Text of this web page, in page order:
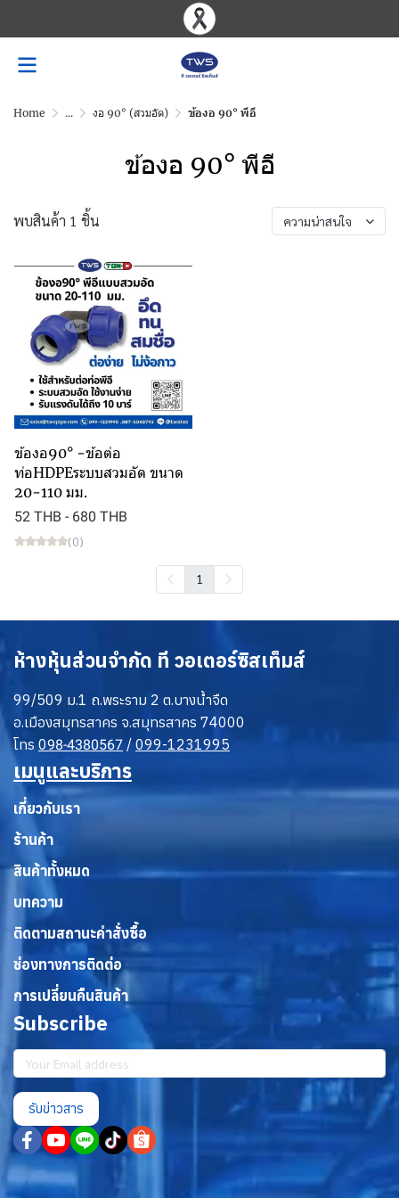
Home ... งอ 90° (สวมอัด) ข้องอ 90° พีอี
ข้องอ 90° พีอี
พบสินค้า 1 ชิ้น ความน่าสนใจ
ข้องอ90° -ข้อต่อ
ท่อHDPEระบบสวมอัด ขนาด
20-110 มม.
52 THB - 680 THB
(0)
1
ห้างหุ้นส่วนจำกัด ที วอเตอร์ซิสเท็มส์
99/509 ม.1 ถ.พระราม 2 ต.บางน้ำจืด
อ.เมืองสมุทรสาคร จ.สมุทรสาคร 74000
โทร098-4380567/ 099-1231995
เมนูและบริการ
เกี่ยวกับเรา
ร้านค้า
สินค้าทั้งหมด
บทความ
ติดตามสถานะคำสั่งซื้อ
ช่องทางการติดต่อ
การเปลี่ยนคืนสินค้า
Subscribe
รับข่าวสาร